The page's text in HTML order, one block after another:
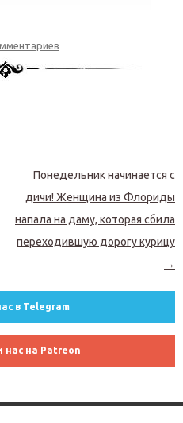
Понедельник начинается с
дичи! Женщина из Флориды
напала на даму, которая сбила
переходившую дорогу курицу
→
в Telegram
нас на Patreon